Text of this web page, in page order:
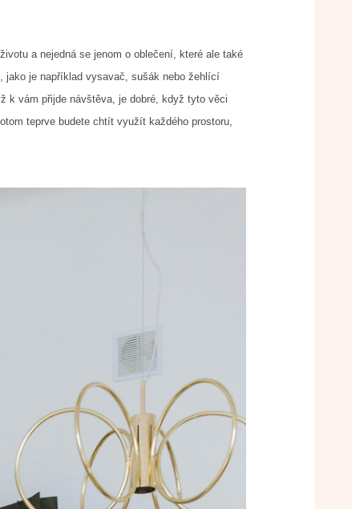
a nejedná se jenom o oblečení, které ale také
jako je například vysavač, sušák nebo žehlící
k vám přijde návštěva, je dobré, když tyto věci
teprve budete chtít využít každého prostoru,